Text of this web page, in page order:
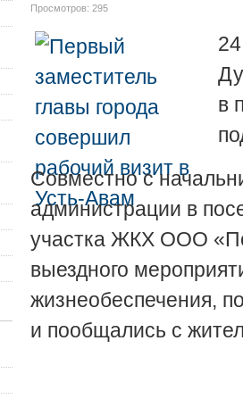
Просмотров: 295
в
Совместно с
администрации в
участка ЖКХ ООО
выездного
жизнеобеспечения,
и пообщались с